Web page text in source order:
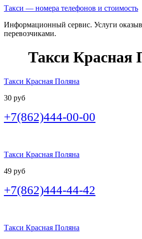
Такси — номера телефонов и стоимость
Информационный сервис. Услуги
перевозчиками.
Такси Красная
Такси Красная Поляна
30 руб
+7(862)444-00-00
Такси Красная Поляна
49 руб
+7(862)444-44-42
Такси Красная Поляна